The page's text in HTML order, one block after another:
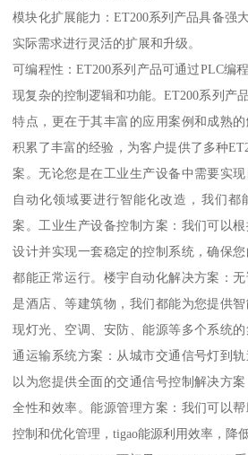
模块化扩展能力：ET200系列产品具备强
实际需求进行灵活的扩展和升级。
可编程性：ET200系列产品可通过PLC编
现复杂的控制逻辑和功能。ET200系列产
特点，更在于其丰富的应用案例和成熟
积累了丰富的经验，为客户提供了多种
案。无论您是在工业生产设备中需要实
自动化领域要进行智能化改造，我们都
案。工业生产设备控制方案：我们可以
设计并实现一套稳定的控制系统，确保
都能正常运行。楼宇自动化解决方案：
是酒店、等建筑物，我们都能为您提供
现灯光、空调、安防、能源等多个系统
通运输系统方案：从城市交通信号灯到
以为您提供全面的交通信号控制解决方
全性和效率。能源管理方案：我们可以帮
控制和优化管理，tigao能源利用效率，降